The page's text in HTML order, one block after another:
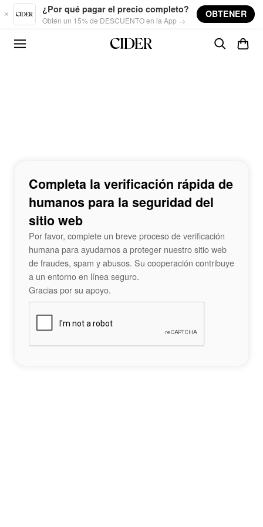
Skip to main content
¿Por qué pagar el precio completo?
Obtén un 15% de DESCUENTO en la App →
OBTENER
Completa la verificación rápida de
humanos para la seguridad del
sitio web
Por favor, complete un breve proceso de verificación
humana para ayudarnos a proteger nuestro sitio web
de fraudes, spam y abusos. Su cooperación contribuye
a un entorno en línea seguro.
Gracias por su apoyo.